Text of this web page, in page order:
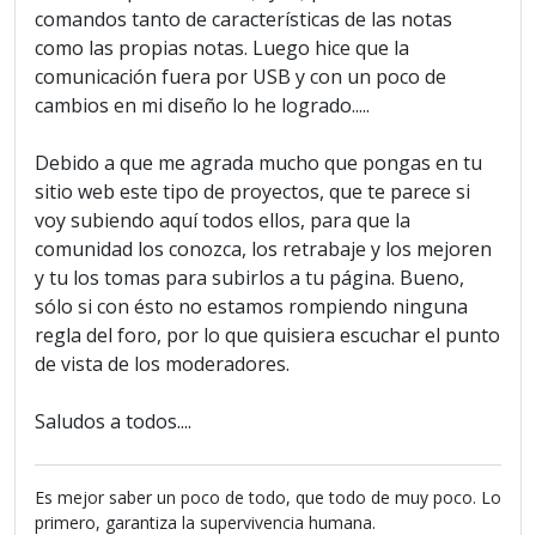
comandos tanto de características de las notas
como las propias notas. Luego hice que la
comunicación fuera por USB y con un poco de
cambios en mi diseño lo he logrado.....
Debido a que me agrada mucho que pongas en tu
sitio web este tipo de proyectos, que te parece si
voy subiendo aquí todos ellos, para que la
comunidad los conozca, los retrabaje y los mejoren
y tu los tomas para subirlos a tu página. Bueno,
sólo si con ésto no estamos rompiendo ninguna
regla del foro, por lo que quisiera escuchar el punto
de vista de los moderadores.
Saludos a todos....
Es mejor saber un poco de todo, que todo de muy poco. Lo
primero, garantiza la supervivencia humana.